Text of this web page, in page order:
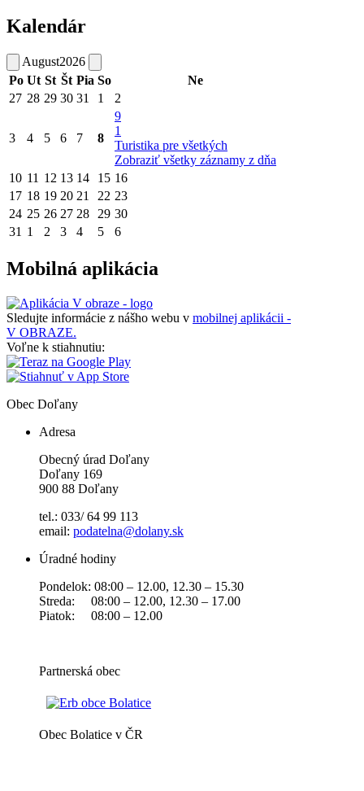
Kalendár
August2026
Po Ut St Št Pia So
Ne
27 28 29 30 31 1 2
3 4 5 6 7 8
9
1
Turistika pre všetkých
Zobraziť všetky záznamy z dňa
10 11 12 13 14 15 16
17 18 19 20 21 22 23
24 25 26 27 28 29 30
31 1 2 3 4 5 6
Mobilná aplikácia
Sledujte informácie z nášho webu v mobilnej aplikácii -
V OBRAZE.
Voľne k stiahnutiu:
Obec Doľany
Adresa
Obecný úrad Doľany
Doľany 169
900 88 Doľany
tel.: 033/ 64 99 113
email: podatelna@dolany.sk
Úradné hodiny
Pondelok: 08:00 – 12.00, 12.30 – 15.30
Streda: 08:00 – 12.00, 12.30 – 17.00
Piatok: 08:00 – 12.00
Partnerská obec
Obec Bolatice v ČR